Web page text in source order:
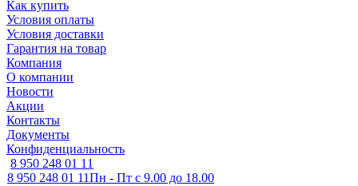
Как купить
Условия оплаты
Условия доставки
Гарантия на товар
Компания
О компании
Новости
Акции
Контакты
Документы
Конфиденциальность
8 950 248 01 11
8 950 248 01 11Пн - Пт с 9.00 до 18.00